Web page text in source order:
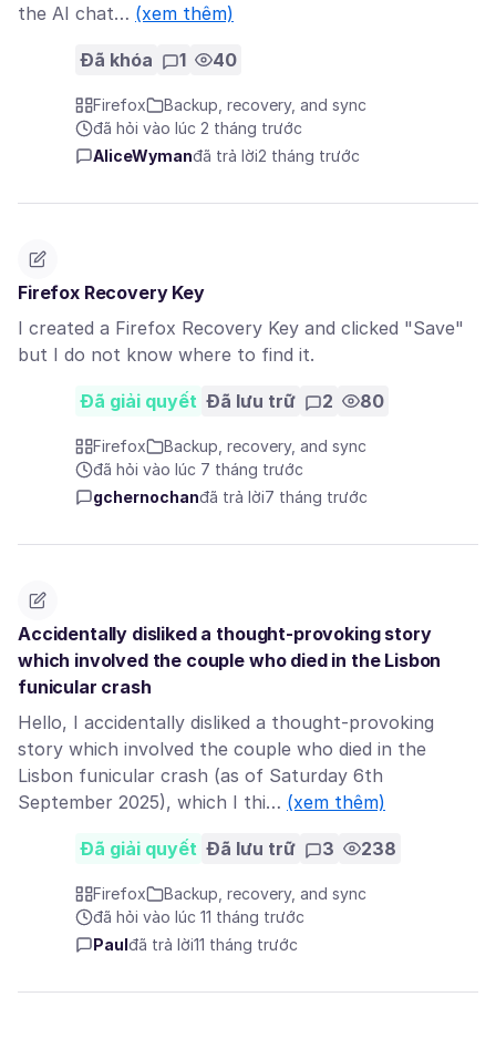
the AI chat… (xem thêm)
Đã khóa 1 40
Firefox
Backup, recovery, and sync
đã hỏi vào lúc 2 tháng trước
AliceWymanđã trả lời2 tháng trước
Firefox Recovery Key
I created a Firefox Recovery Key and clicked "Save"
but I do not know where to find it.
Đã giải quyết Đã lưu trữ 2 80
Firefox
Backup, recovery, and sync
đã hỏi vào lúc 7 tháng trước
gchernochanđã trả lời7 tháng trước
Accidentally disliked a thought-provoking story
which involved the couple who died in the Lisbon
funicular crash
Hello, I accidentally disliked a thought-provoking
story which involved the couple who died in the
Lisbon funicular crash (as of Saturday 6th
September 2025), which I thi… (xem thêm)
Đã giải quyết Đã lưu trữ 3 238
Firefox
Backup, recovery, and sync
đã hỏi vào lúc 11 tháng trước
Paul đã trả lời11 tháng trước